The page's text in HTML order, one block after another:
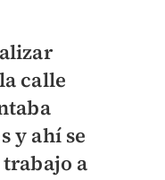
calle
y ahí se
a